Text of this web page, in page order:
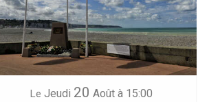
Le Jeudi 20 Août à 15:00